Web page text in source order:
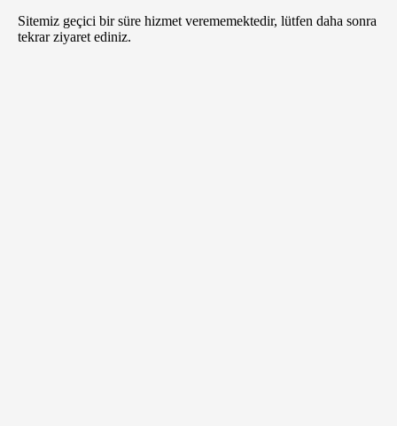
Sitemiz geçici bir süre hizmet verememektedir, lütfen daha sonra
tekrar ziyaret ediniz.